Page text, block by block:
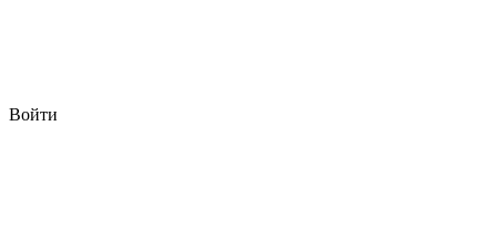
Войти